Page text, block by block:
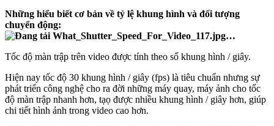
Những hiểu biết cơ bản về tỷ lệ khung hình và đối tượng
chuyển động:
Tốc độ màn trập trên video được tính theo số khung hình / giây.
Hiện nay tốc độ 30 khung hình / giây (fps) là tiêu chuẩn nhưng sự
phát triển công nghệ cho ra đời những máy quay, máy ảnh cho tốc
độ màn trập nhanh hơn, tạọ được nhiều khung hình / giây hơn, giúp
chi tiết hình ảnh trong video cao hơn.